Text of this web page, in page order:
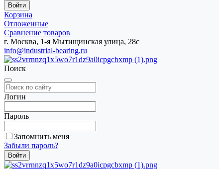
Корзина
Отложенные
Сравнение товаров
г. Москва, 1-я Мытищинская улица, 28с
info@industrial-bearing.ru
Поиск
Логин
Пароль
Запомнить меня
Забыли пароль?